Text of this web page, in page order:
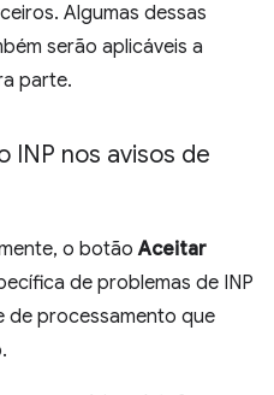
Algumas dessas
serão aplicáveis a
parte.
INP nos avisos de
o botãoAceitar
de problemas de INP
de processamento que